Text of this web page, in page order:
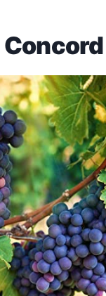
Concord